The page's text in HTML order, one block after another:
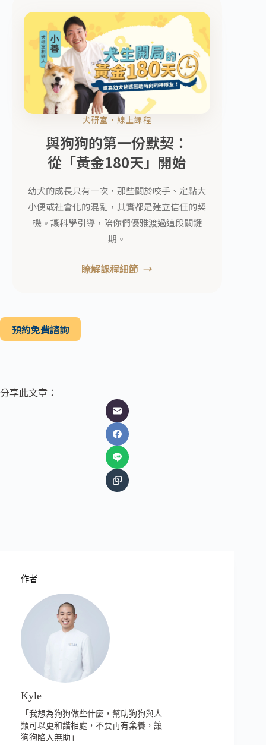
犬研室・線上課程
與狗狗的第一份默契：
從「黃金180天」開始
幼犬的成長只有一次，那些關於咬手、定點大
小便或社會化的混亂，其實都是建立信任的契
機。讓科學引導，陪你們優雅渡過這段關鍵
期。
瞭解課程細節
預約免費諮詢
分享此文章：
作者
Kyle
「我想為狗狗做些什麼，幫助狗狗與人
類可以更和諧相處，不要再有棄養，讓
狗狗陷入無助」